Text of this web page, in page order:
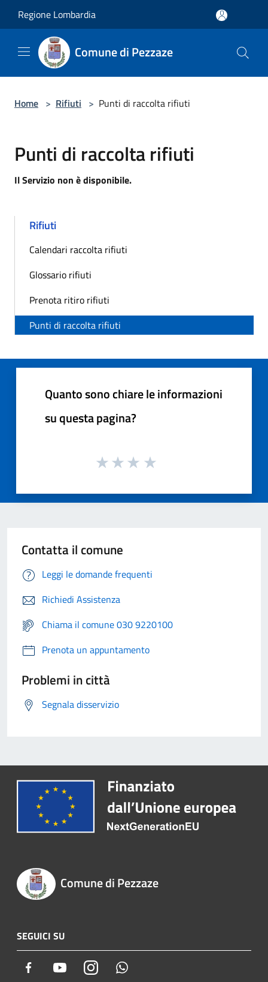
Regione Lombardia
Comune di Pezzaze
Home > Rifiuti > Punti di raccolta rifiuti
Punti di raccolta rifiuti
Il Servizio non è disponibile.
Rifiuti
Calendari raccolta rifiuti
Glossario rifiuti
Prenota ritiro rifiuti
Punti di raccolta rifiuti
Quanto sono chiare le informazioni
su questa pagina?
Contatta il comune
Leggi le domande frequenti
Richiedi Assistenza
Chiama il comune 030 9220100
Prenota un appuntamento
Problemi in città
Segnala disservizio
Comune di Pezzaze
SEGUICI SU
Facebook YoutubeInstagram